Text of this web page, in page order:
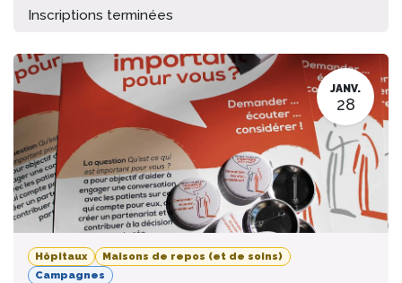
Inscriptions terminées
JANV.
28
Hôpitaux
Maisons de repos (et de soins)
Campagnes